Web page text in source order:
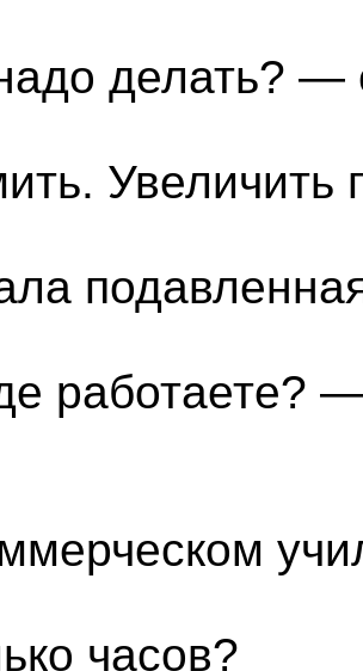
делать? —
Увеличить
работаете?
часов?